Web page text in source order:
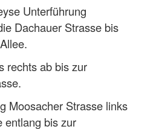
Unterführung
Dachauer Strasse bis
rechts ab bis zur
Moosacher Strasse links
entlang bis zur